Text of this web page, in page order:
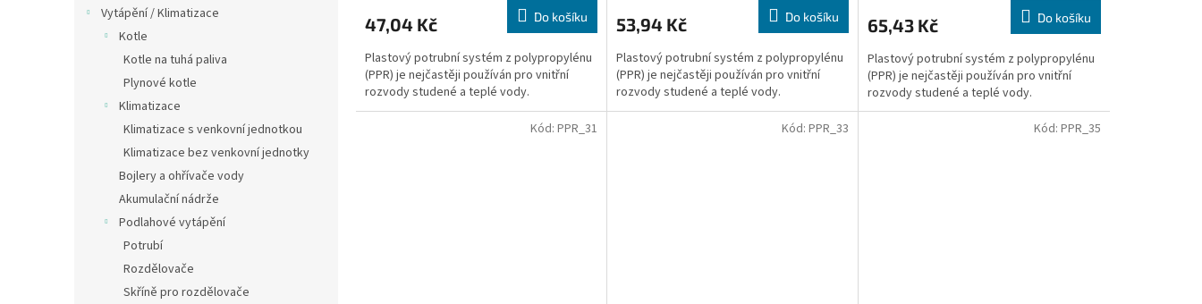
Vytápění / Klimatizace
Kotle
Kotle na tuhá paliva
Plynové kotle
Klimatizace
Klimatizace s venkovní jednotkou
Klimatizace bez venkovní jednotky
Bojlery a ohřívače vody
Akumulační nádrže
Podlahové vytápění
Potrubí
Rozdělovače
Skříně pro rozdělovače
47,04 Kč Do košíku
Plastový potrubní systém z polypropylénu
(PPR) je nejčastěji používán pro vnitřní
rozvody studené a teplé vody.
53,94 Kč Do košíku
Plastový potrubní systém z polypropylénu
(PPR) je nejčastěji používán pro vnitřní
rozvody studené a teplé vody.
65,43 Kč Do košíku
Plastový potrubní systém z polypropylénu
(PPR) je nejčastěji používán pro vnitřní
rozvody studené a teplé vody.
Kód: PPR_31 Kód: PPR_33 Kód: PPR_35